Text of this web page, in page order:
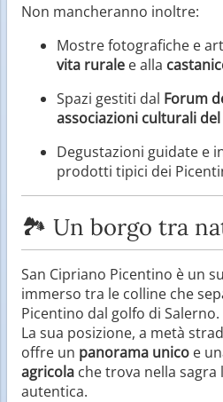
Non mancheranno inoltre:
Mostre fotografiche e
vita rurale e alla
Spazi gestiti dal Forum
associazioni culturali
Degustazioni guidate e
prodotti tipici dei
🏞️ Un borgo tra
San Cipriano Picentino è un
immerso tra le colline che
Picentino dal golfo di Salerno.
La sua posizione, a metà
offre un panorama unico e
agricola che trova nella sagra
autentica.